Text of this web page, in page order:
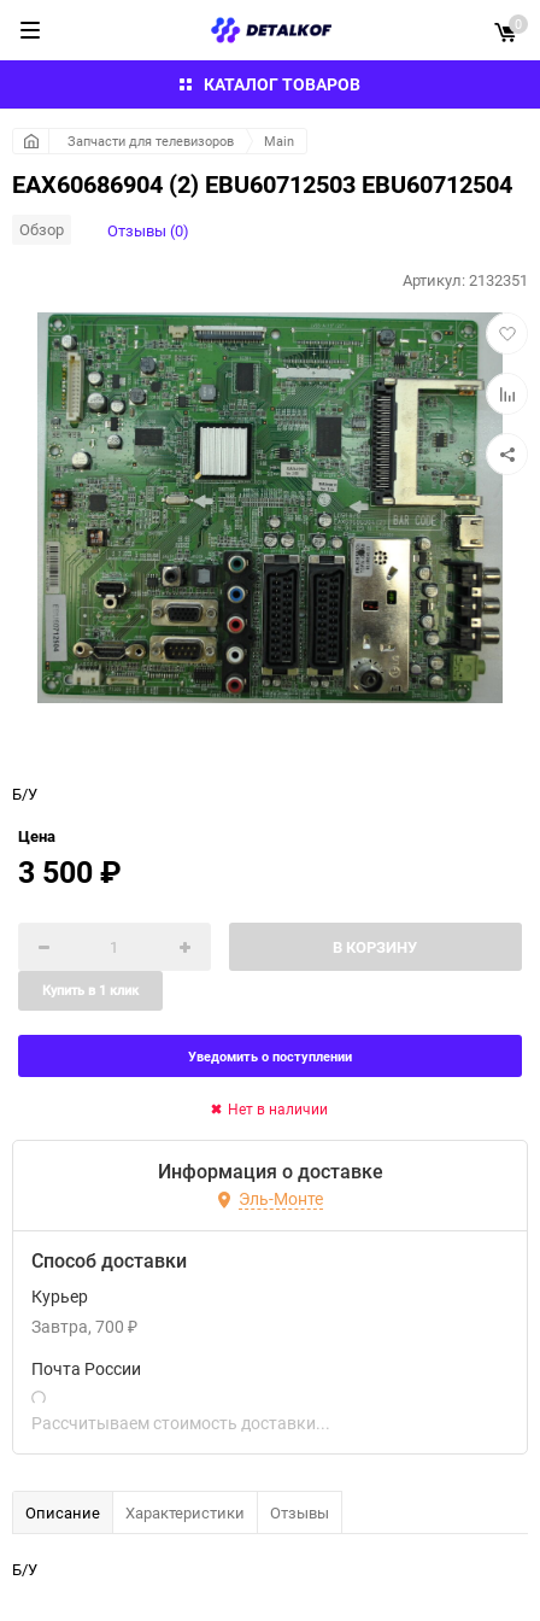
КАТАЛОГ ТОВАРОВ
0
Запчасти для телевизоров Main
EAX60686904 (2) EBU60712503 EBU60712504
Обзор Отзывы (0)
в
к
Артикул:2132351
Б/У
Цена
3 500₽
В КОРЗИНУ
Купить в 1 клик
Уведомить о поступлении
Нет в наличии
Информация о доставке
Эль-Монте
Способ доставки
Курьер
Завтра 700 ₽
Почта России
Рассчитываем стоимость доставки...
Описание Характеристики Отзывы
Б/У